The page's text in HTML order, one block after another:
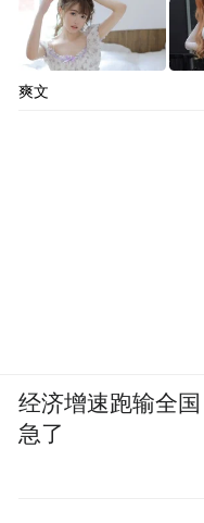
爽文
经济增速跑输全
急了